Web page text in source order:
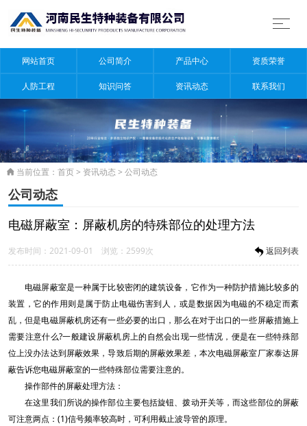
网站首页 公司简介 产品中心 资质荣誉
人防工程 知识问答 资讯动态 联系我们
 当前位置： 首页> 资讯动态 > 公司动态
公司动态
电磁屏蔽室：屏蔽机房的特殊部位的处理方法
发布时间：2021-09-01 浏览：2599次 返回列表
电磁屏蔽室是一种属于比较密闭的建筑设备，它作为一种防护措施比较多的
装置，它的作用则是属于防止电磁伤害到人，或是数据因为电磁的不稳定而紊
乱，但是电磁屏蔽机房还有一些必要的出口，那么在对于出口的一些屏蔽措施上
需要注意什么?一般建设屏蔽机房上的自然会出现一些情况，便是在一些特殊部
位上没办法达到屏蔽效果，导致后期的屏蔽效果差，本次电磁屏蔽室厂家泰达屏
蔽告诉您电磁屏蔽室的一些特殊部位需要注意的。
操作部件的屏蔽处理方法：
在这里我们所说的操作部位主要包括旋钮、拨动开关等，而这些部位的屏蔽
可注意两点：(1)信号频率较高时，可利用截止波导管的原理。